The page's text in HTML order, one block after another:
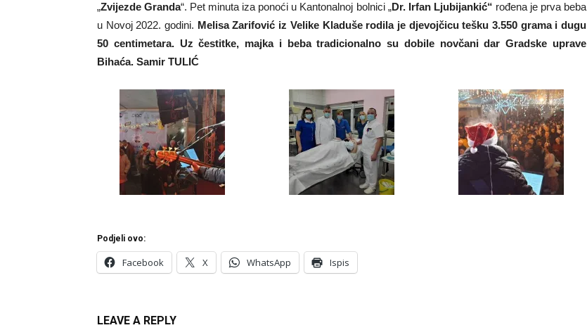
„Zvijezde Granda“. Pet minuta iza ponoći u Kantonalnoj bolnici „Dr. Irfan Ljubijankić“ rođena je prva beba
u Novoj 2022. godini. Melisa Zarifović iz Velike Kladuše rodila je djevojčicu tešku 3.550 grama i dugu
50 centimetara. Uz čestitke, majka i beba tradicionalno su dobile novčani dar Gradske uprave
Bihaća. Samir TULIĆ
Podjeli ovo:
Facebook X WhatsApp Ispis
LEAVE A REPLY